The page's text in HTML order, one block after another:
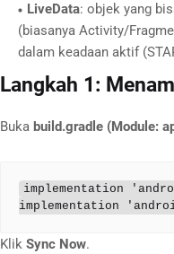
LiveData: objek yang
(biasanya Activity/
dalam keadaan aktif
Langkah 1:
Buka build.gradle (Module:
implementation
implementation
Klik Sync Now.